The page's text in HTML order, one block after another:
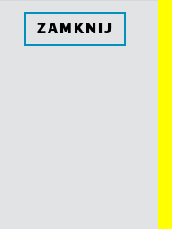
ZAMKNIJ